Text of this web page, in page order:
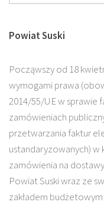
Powiat Suski
Począwszy od 18
wymogami prawa
2014/55/UE w sprawie
zamówieniach
przetwarzania faktur
ustandaryzowanych) w
zamówienia na
Powiat Suski wraz ze
zakładem